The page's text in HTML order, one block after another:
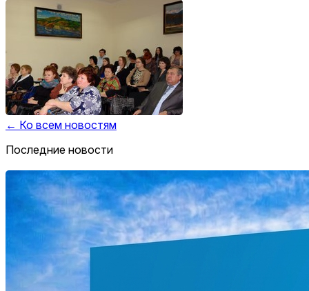
← Ко всем новостям
Последние новости